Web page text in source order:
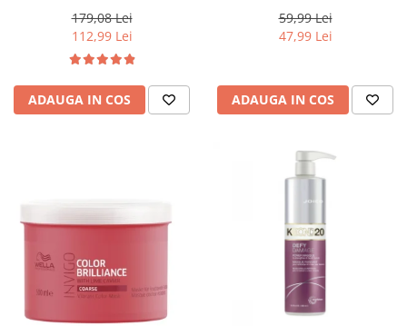
ml
179,08 Lei
112,99 Lei
ADAUGA IN COS
59,99 Lei
47,99 Lei
ADAUGA IN COS